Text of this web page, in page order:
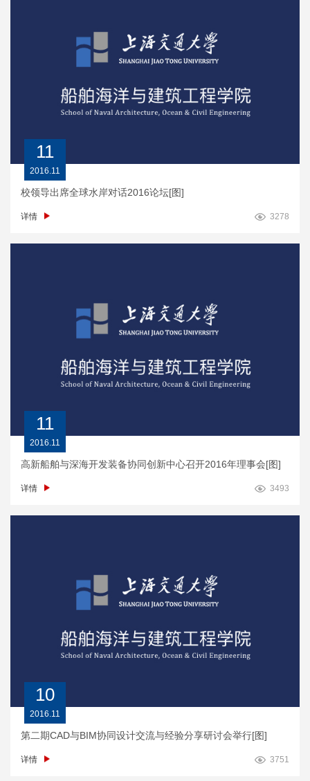
11
2016.11
校领导出席全球水岸对话2016论坛[图]
详情 3278
11
2016.11
高新船舶与深海开发装备协同创新中心召开2016年理事会[图]
详情 3493
10
2016.11
第二期CAD与BIM协同设计交流与经验分享研讨会举行[图]
详情 3751